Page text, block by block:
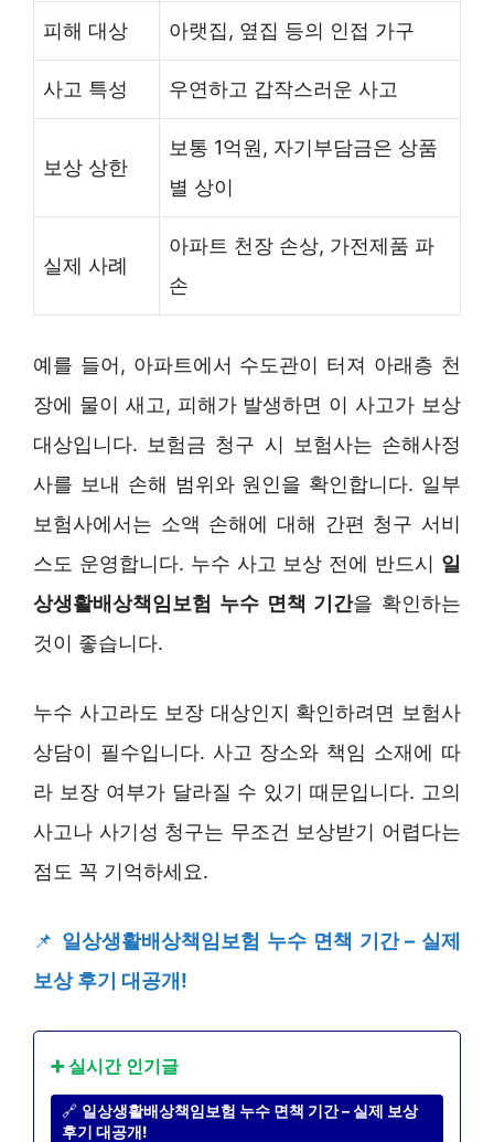
피해 대상 아랫집, 옆집 등의 인접 가구
사고 특성 우연하고 갑작스러운 사고
보상 상한
보통 1억원, 자기부담금은 상품
별 상이
실제 사례
아파트 천장 손상, 가전제품 파
손
예를 들어, 아파트에서 수도관이 터져 아래층 천
장에 물이 새고, 피해가 발생하면 이 사고가 보상
대상입니다. 보험금 청구 시 보험사는 손해사정
사를 보내 손해 범위와 원인을 확인합니다. 일부
보험사에서는 소액 손해에 대해 간편 청구 서비
스도 운영합니다. 누수 사고 보상 전에 반드시 일
상생활배상책임보험 누수 면책 기간을 확인하는
것이 좋습니다.
누수 사고라도 보장 대상인지 확인하려면 보험사
상담이 필수입니다. 사고 장소와 책임 소재에 따
라 보장 여부가 달라질 수 있기 때문입니다. 고의
사고나 사기성 청구는 무조건 보상받기 어렵다는
점도 꼭 기억하세요.
📌 일상생활배상책임보험 누수 면책 기간 – 실제
보상 후기 대공개!
➕ 실시간 인기글
🔗 일상생활배상책임보험 누수 면책 기간 – 실제 보상
후기 대공개!